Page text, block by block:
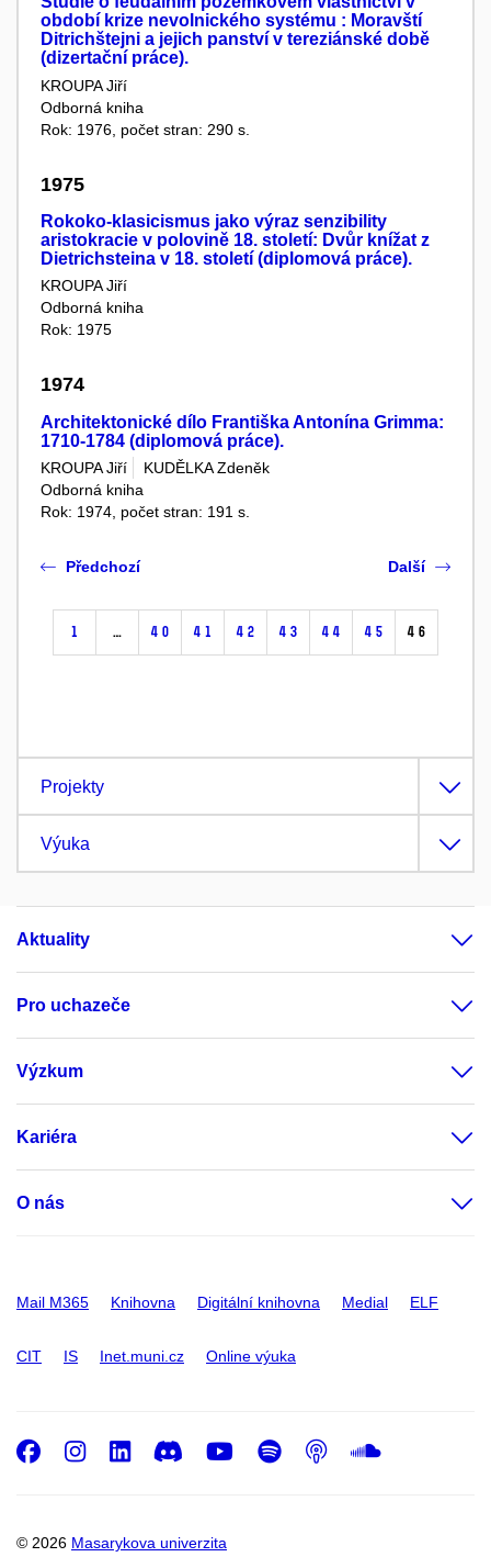
období krize nevolnického systému : Moravští
Ditrichštejni a jejich panství v tereziánské době
(dizertační práce).
KROUPA Jiří
Odborná kniha
Rok: 1976, počet stran: 290 s.
1975
Rokoko-klasicismus jako výraz senzibility
aristokracie v polovině 18. století: Dvůr knížat z
Dietrichsteina v 18. století (diplomová práce).
KROUPA Jiří
Odborná kniha
Rok: 1975
1974
Architektonické dílo Františka Antonína Grimma:
1710-1784 (diplomová práce).
KROUPA Jiří
KUDĚLKA Zdeněk
Odborná kniha
Rok: 1974, počet stran: 191 s.
Předchozí
1 … 40 41 42 43 44 45 46
Další
Projekty
Výuka
Aktuality
Pro uchazeče
Výzkum
Kariéra
O nás
Mail M365 Knihovna Digitální knihovna Medial ELF
CIT IS Inet.muni.cz Online výuka
© 2026 Masarykova univerzita
Facebook
Instagram
LinkedIn
DiscordYoutube
Spotify
Podcast